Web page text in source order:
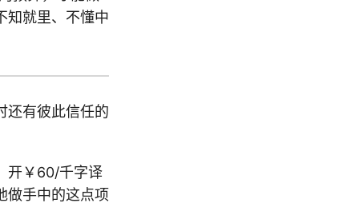
知就里、不懂中
还有彼此信任的
开￥60/千字译
做手中的这点项